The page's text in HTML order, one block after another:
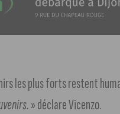
les plus forts restent
» déclare Vicenzo.